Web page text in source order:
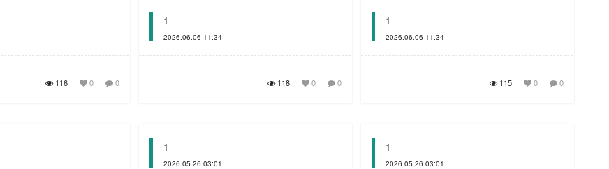
0
0
116
1
2026.06.06 11:34
0
0
118
1
2026.06.06 11:34
0
0
115
1
2026.05.26 03:01
1
2026.05.26 03:01